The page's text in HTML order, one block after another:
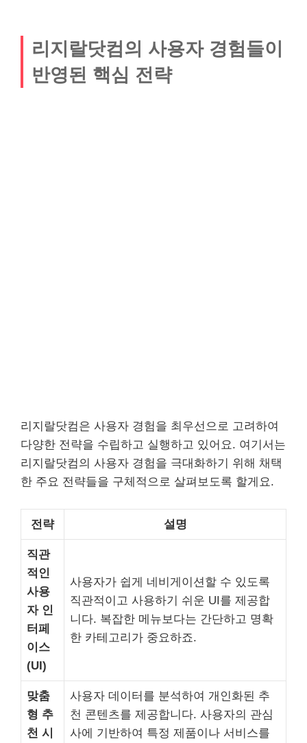
리지랄닷컴의 사용자 경험들이
반영된 핵심 전략
리지랄닷컴은 사용자 경험을 최우선으로 고려하여
다양한 전략을 수립하고 실행하고 있어요. 여기서는
리지랄닷컴의 사용자 경험을 극대화하기 위해 채택
한 주요 전략들을 구체적으로 살펴보도록 할게요.
전략 설명
직관
적인
사용
자 인
터페
이스
(UI)
사용자가 쉽게 네비게이션할 수 있도록
직관적이고 사용하기 쉬운 UI를 제공합
니다. 복잡한 메뉴보다는 간단하고 명확
한 카테고리가 중요하죠.
맞춤
형 추
천 시
사용자 데이터를 분석하여 개인화된 추
천 콘텐츠를 제공합니다. 사용자의 관심
사에 기반하여 특정 제품이나 서비스를